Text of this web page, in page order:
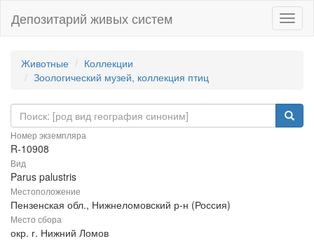
Депозитарий живых систем
Животные
Коллекции
Зоологический музей, коллекция птиц
Номер экземпляра
R-10908
Вид
Parus palustris
Местоположение
Пензенская обл., Нижнеломовский р-н (Россия)
Место сбора
окр. г. Нижний Ломов